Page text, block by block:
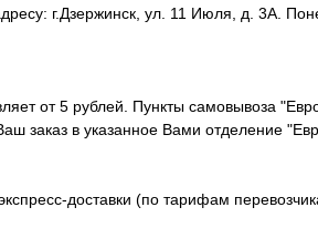
г.Дзержинск, ул. 11 Июля, д. 3А.
от 5 рублей. Пункты самовывоза
заказ в указанное Вами отделение
доставки (по тарифам